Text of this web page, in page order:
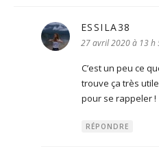
ESSILA38
27 avril 2020 à 13 h
C’est un peu ce
trouve ça très
pour se rappeler !
RÉPONDRE